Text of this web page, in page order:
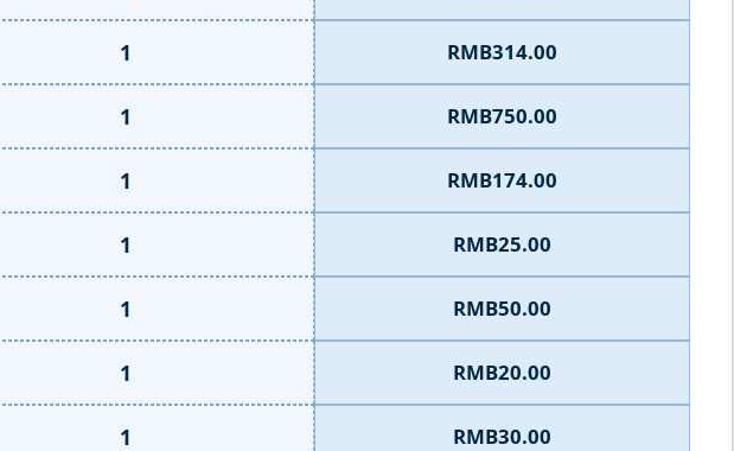
1 RMB314.00
1 RMB750.00
1 RMB174.00
1 RMB25.00
1 RMB50.00
1 RMB20.00
1 RMB30.00